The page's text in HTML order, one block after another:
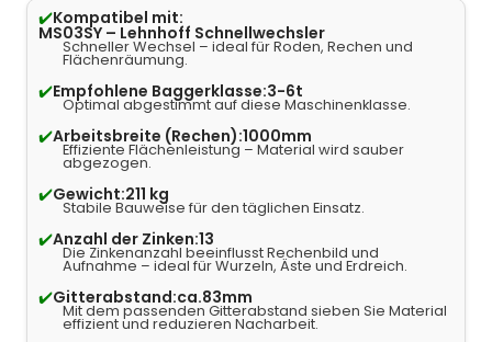
✔️Kompatibel mit:
MS03SY – Lehnhoff Schnellwechsler
Schneller Wechsel – ideal für Roden, Rechen und
Flächenräumung.
✔️Empfohlene Baggerklasse:3-6t
Optimal abgestimmt auf diese Maschinenklasse.
✔️Arbeitsbreite (Rechen):1000mm
Effiziente Flächenleistung – Material wird sauber
abgezogen.
✔️Gewicht:211 kg
Stabile Bauweise für den täglichen Einsatz.
✔️Anzahl der Zinken:13
Die Zinkenanzahl beeinflusst Rechenbild und
Aufnahme – ideal für Wurzeln, Äste und Erdreich.
✔️Gitterabstand:ca.83mm
Mit dem passenden Gitterabstand sieben Sie Material
effizient und reduzieren Nacharbeit.